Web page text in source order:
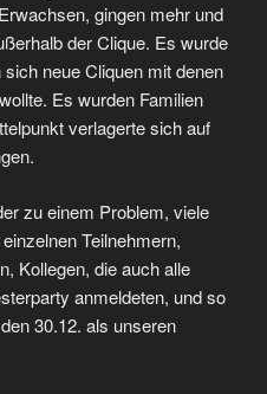
gingen mehr und
der Clique. Es wurde
neue Cliquen mit denen
Es wurden Familien
verlagerte sich auf
zu einem Problem, viele
Teilnehmern,
Kollegen, die auch alle
anmeldeten, und so
30.12. als unseren